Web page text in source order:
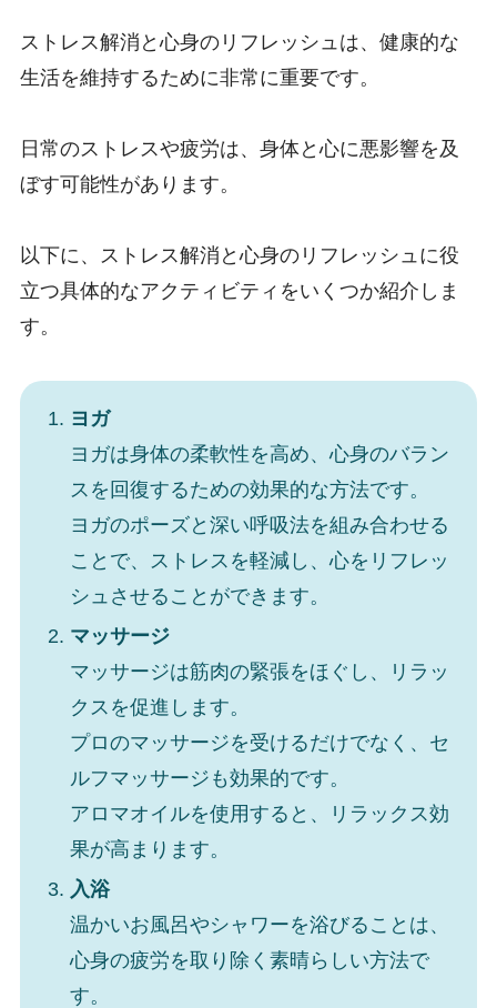
ストレス解消と心身のリフレッシュは、健康的な
生活を維持するために非常に重要です。
日常のストレスや疲労は、身体と心に悪影響を及
ぼす可能性があります。
以下に、ストレス解消と心身のリフレッシュに役
立つ具体的なアクティビティをいくつか紹介しま
す。
ヨガ
ヨガは身体の柔軟性を高め、心身のバラン
スを回復するための効果的な方法です。
ヨガのポーズと深い呼吸法を組み合わせる
ことで、ストレスを軽減し、心をリフレッ
シュさせることができます。
マッサージ
マッサージは筋肉の緊張をほぐし、リラッ
クスを促進します。
プロのマッサージを受けるだけでなく、セ
ルフマッサージも効果的です。
アロマオイルを使用すると、リラックス効
果が高まります。
入浴
温かいお風呂やシャワーを浴びることは、
心身の疲労を取り除く素晴らしい方法で
す。